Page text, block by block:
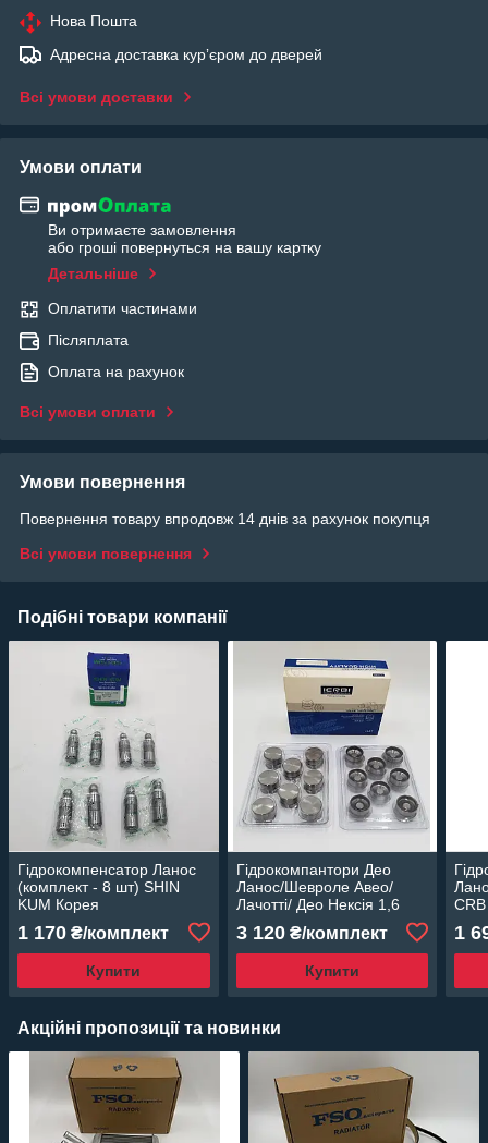
Нова Пошта
Адресна доставка курʼєром до дверей
Всі умови доставки
Умови оплати
Ви отримаєте замовлення
або гроші повернуться на вашу картку
Детальніше
Оплатити частинами
Післяплата
Оплата на рахунок
Всі умови оплати
Умови повернення
Повернення товару впродовж 14 днів за рахунок покупця
Всі умови повернення
Подібні товари компанії
Гідрокомпенсатор Ланос
(комплект - 8 шт) SHIN
KUM Корея
1 170 ₴/комплект
Купити
Гідрокомпантори Део
Ланос/Шевроле Авео/
Лачотті/ Део Нексія 1,6
16кл. комплект CRB Корея
3 120₴/комплект
Купити
1
Акційні пропозиції та новинки